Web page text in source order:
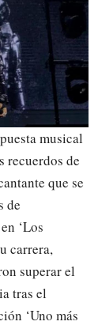
musical
recuerdos de
que se
de
‘Los
carrera,
superar el
tras el
‘Uno más